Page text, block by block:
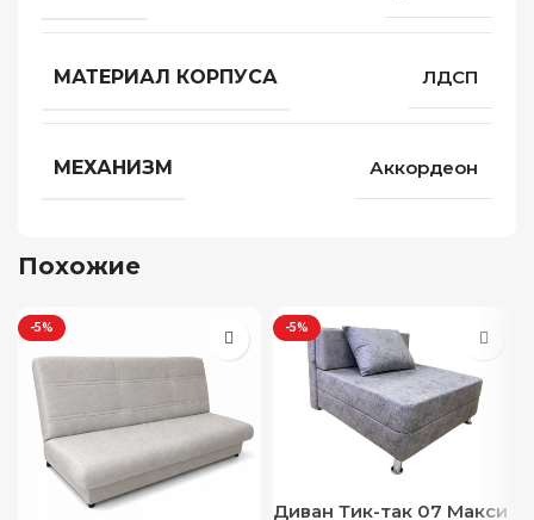
МАТЕРИАЛ КОРПУСА ЛДСП
МЕХАНИЗМ Аккордеон
Похожие
-5% -5%
Диван Тик-так 07 Макси